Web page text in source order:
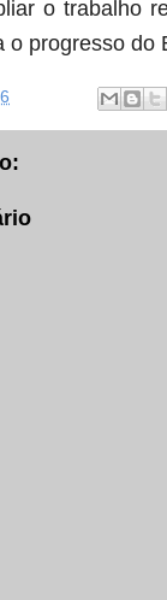
o trabalho
o progresso do